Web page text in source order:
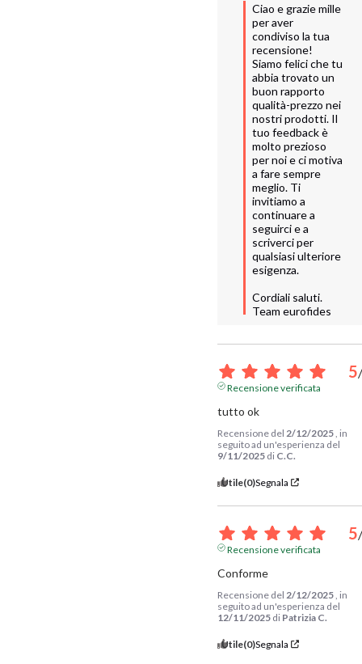
Ciao e grazie mille
per aver
condiviso la tua
recensione!
Siamo felici che tu
abbia trovato un
buon rapporto
qualità-prezzo nei
nostri prodotti. Il
tuo feedback è
molto prezioso
per noi e ci motiva
a fare sempre
meglio. Ti
invitiamo a
continuare a
seguirci e a
scriverci per
qualsiasi ulteriore
esigenza.
Cordiali saluti.
Team eurofides
5/
Recensione verificata
tutto ok
Recensione del 2/12/2025 , in
seguito ad un'esperienza del
9/11/2025 di C.C.
Utile(0)Segnala
5/
Recensione verificata
Conforme
Recensione del 2/12/2025 , in
seguito ad un'esperienza del
12/11/2025 di Patrizia C.
Utile(0)Segnala